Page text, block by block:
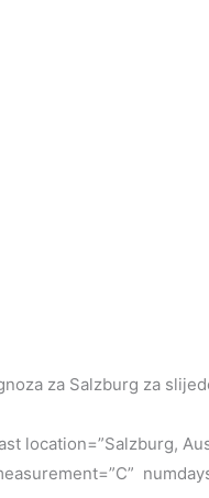
za Salzburg za
location=”Salzburg,